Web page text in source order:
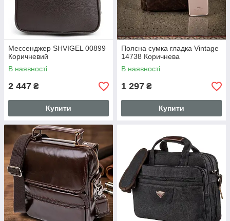
Мессенджер SHVIGEL 00899
Коричневий
В наявності
2 447 ₴
Купити
Поясна сумка гладка Vintage
14738 Коричнева
В наявності
1 297 ₴
Купити